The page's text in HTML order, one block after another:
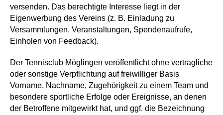
versenden. Das berechtigte Interesse liegt in der
Eigenwerbung des Vereins (z. B. Einladung zu
Versammlungen, Veranstaltungen, Spendenaufrufe,
Einholen von Feedback).
Der Tennisclub Möglingen veröffentlicht ohne vertragliche
oder sonstige Verpflichtung auf freiwilliger Basis
Vorname, Nachname, Zugehörigkeit zu einem Team und
besondere sportliche Erfolge oder Ereignisse, an denen
der Betroffene mitgewirkt hat, und ggf. die Bezeichnung